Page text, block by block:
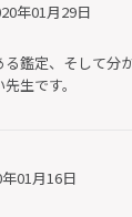
年01月29日
る鑑定、そして分
生です。
年01月16日